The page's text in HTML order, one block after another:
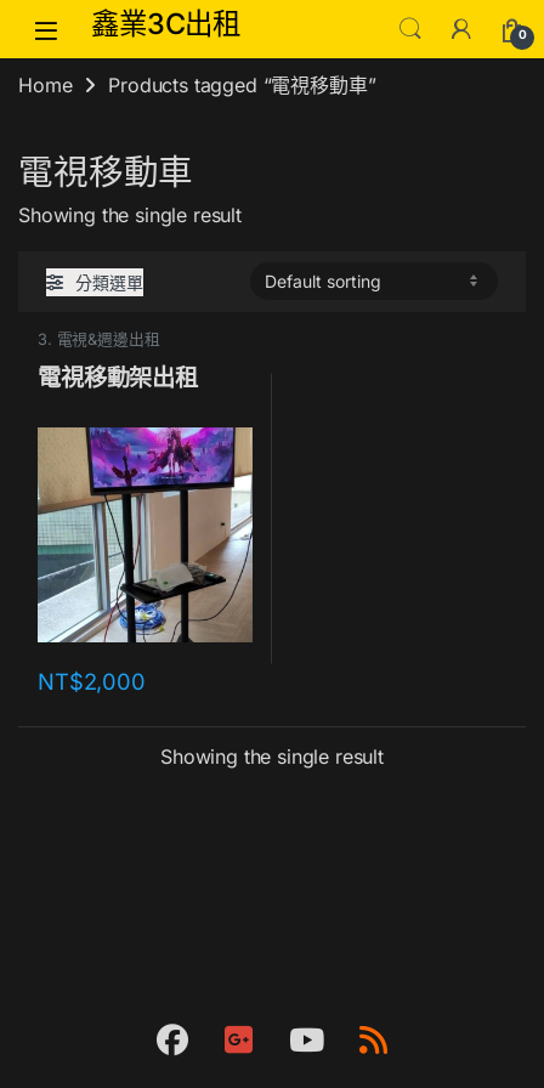
Skip to navigation
Skip to content鑫業3C出租 0
Home Products tagged “電視移動車”
電視移動車
Showing the single result
分類選單
3. 電視&週邊出租
電視移動架出租
NT$2,000
Showing the single result